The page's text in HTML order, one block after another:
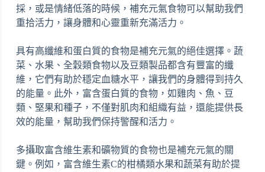
採，或是情緒低落的時候，補充元氣食物可以幫助我們
重拾活力，讓身體和心靈重新充滿活力。
具有高纖維和蛋白質的食物是補充元氣的絕佳選擇。蔬
菜、水果、全穀類食物以及豆類製品都含有豐富的纖
維，它們有助於穩定血糖水平，讓我們的身體得到持久
的能量。此外，富含蛋白質的食物，如雞肉、魚、豆
類、堅果和種子，不僅對肌肉和組織有益，還能提供長
效的能量，幫助我們保持警醒和活力。
多攝取富含維生素和礦物質的食物也是補充元氣的關
鍵。例如，富含維生素C的柑橘類水果和蔬菜有助於提